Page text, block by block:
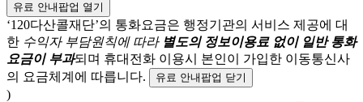
유료 안내팝업 열기
‘120다산콜재단’의 통화요금은 행정기관의 서비스 제공에 대
한 수익자 부담원칙에 따라 별도의 정보이용료 없이 일반 통화
요금이 부과되며 휴대전화 이용시 본인이 가입한 이동통신사
의 요금체계에 따릅니다.
유료 안내팝업 닫기
)